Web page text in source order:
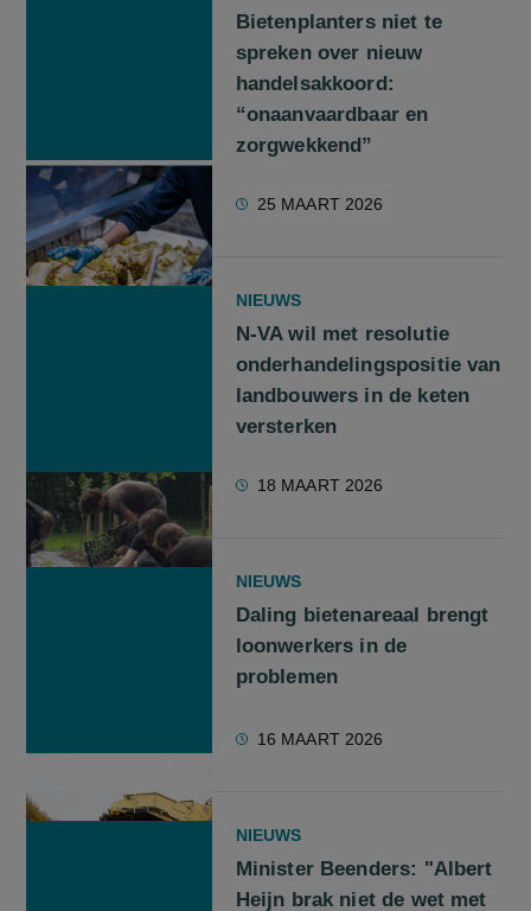
Bietenplanters niet te
spreken over nieuw
handelsakkoord:
“onaanvaardbaar en
zorgwekkend”
25 MAART 2026
NIEUWS
N-VA wil met resolutie
onderhandelingspositie van
landbouwers in de keten
versterken
18 MAART 2026
NIEUWS
Daling bietenareaal brengt
loonwerkers in de
problemen
16 MAART 2026
NIEUWS
Minister Beenders: "Albert
Heijn brak niet de wet met